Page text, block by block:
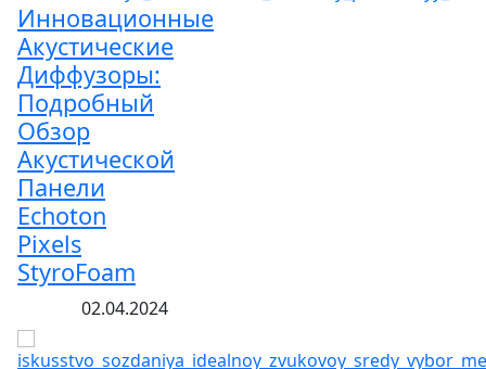
Инновационные
Акустические
Диффузоры:
Подробный
Обзор
Акустической
Панели
Echoton
Pixels
StyroFoam
02.04.2024